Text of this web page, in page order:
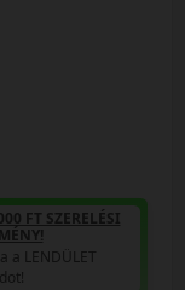
FT SZERELÉSI
a LENDÜLET